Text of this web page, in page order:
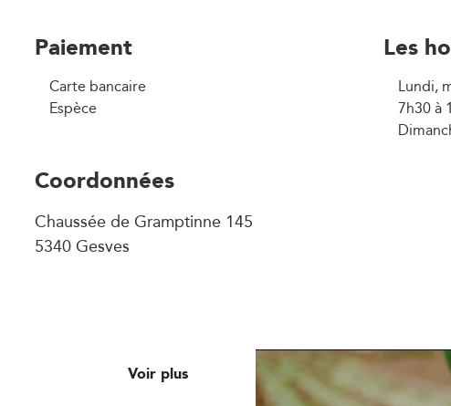
Paiement
Carte bancaire
Espèce
Les
Lundi,
7h30 à
Coordonnées
Chaussée de Gramptinne 145
5340 Gesves
Voir plus